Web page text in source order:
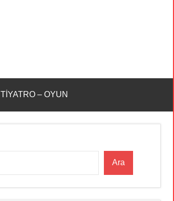
TİYATRO – OYUN
Ara